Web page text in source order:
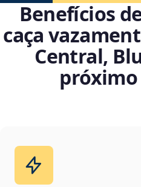
Benefícios
caça
Central,